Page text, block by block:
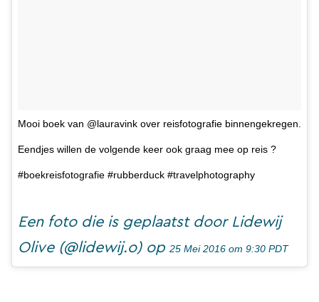
Mooi boek van @lauravink over reisfotografie binnengekregen.
Eendjes willen de volgende keer ook graag mee op reis ?
#boekreisfotografie #rubberduck #travelphotography
Een foto die is geplaatst door Lidewij
Olive (@lidewij.o) op 25 Mei 2016 om 9:30 PDT